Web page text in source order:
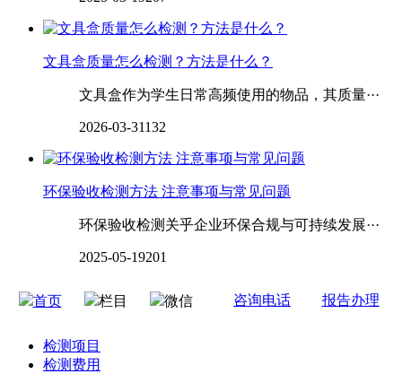
文具盒质量怎么检测？方法是什么？
文具盒作为学生日常高频使用的物品，其质量···
2026-03-31132
环保验收检测方法 注意事项与常见问题
环保验收检测关乎企业环保合规与可持续发展···
2025-05-19201
首页 栏目 微信 咨询电话 报告办理
检测项目
检测费用